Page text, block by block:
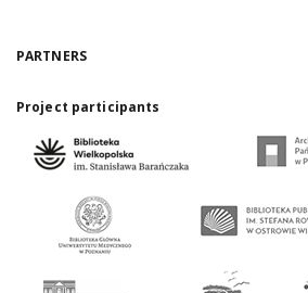
PARTNERS
Project participants